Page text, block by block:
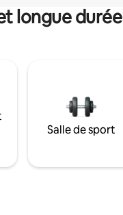
longue durée
Salle de sport